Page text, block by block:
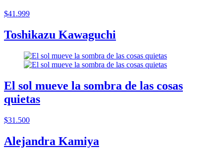
$41.999
Toshikazu Kawaguchi
El sol mueve la sombra de las cosas
quietas
$31.500
Alejandra Kamiya